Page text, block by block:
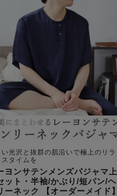
い光沢と抜群の肌沿いで極上のリラ
スタイムを
ヨンサテンメンズパジャマ上
ット・半袖/かぶり/短パン/ヘ
ーネック 【オーダーメイド】